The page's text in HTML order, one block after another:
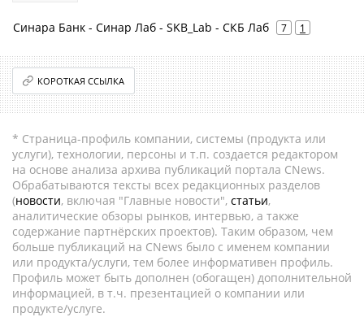
Синара Банк - Синар Лаб - SKB_Lab - СКБ Лаб 7 1
КОРОТКАЯ ССЫЛКА
* Страница-профиль компании, системы (продукта или
услуги), технологии, персоны и т.п. создается редактором
на основе анализа архива публикаций портала CNews.
Обрабатываются тексты всех редакционных разделов
(новости, включая "Главные новости", статьи,
аналитические обзоры рынков, интервью, а также
содержание партнёрских проектов). Таким образом, чем
больше публикаций на CNews было с именем компании
или продукта/услуги, тем более информативен профиль.
Профиль может быть дополнен (обогащен) дополнительной
информацией, в т.ч. презентацией о компании или
продукте/услуге.